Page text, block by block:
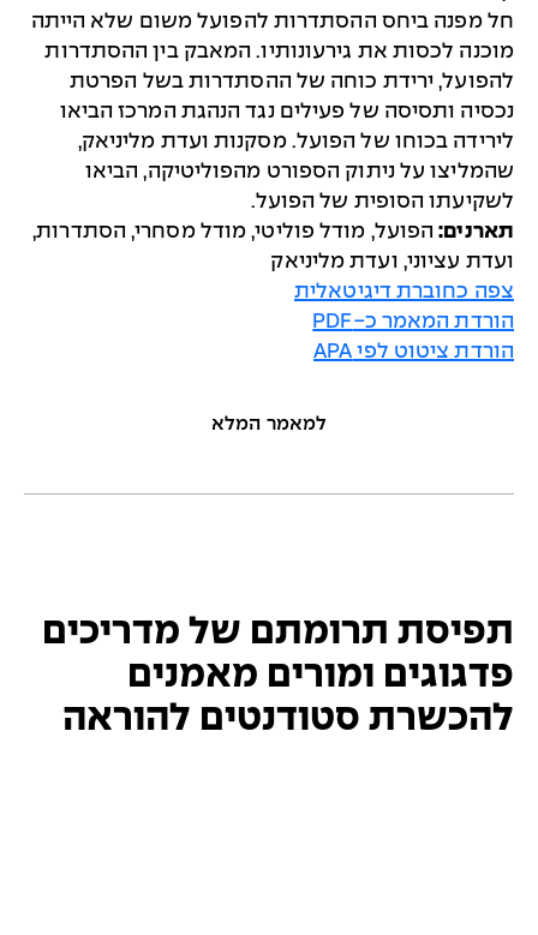
חל מפנה ביחס ההסתדרות להפועל משום שלא הייתה
מוכנה לכסות את גירעונותיו. המאבק בין ההסתדרות
להפועל, ירידת כוחה של ההסתדרות בשל הפרטת
נכסיה ותסיסה של פעילים נגד הנהגת המרכז הביאו
לירידה בכוחו של הפועל. מסקנות ועדת מליניאק,
שהמליצו על ניתוק הספורט מהפוליטיקה, הביאו
לשקיעתו הסופית של הפועל.
תארנים:הפועל, מודל פוליטי, מודל מסחרי, הסתדרות,
ועדת עציוני, ועדת מליניאק
צפה כחוברת דיגיטאלית
הורדת המאמר כ-PDF
הורדת ציטוט לפי APA
למאמר המלא
תפיסת תרומתם של מדריכים
פדגוגים ומורים מאמנים
להכשרת סטודנטים להוראה